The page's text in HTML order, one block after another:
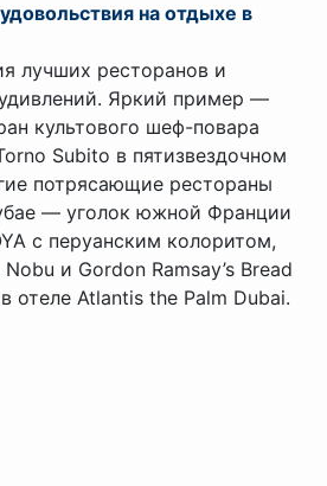
на отдыхе в
лучших ресторанов и
Яркий пример —
культового шеф-повара
Subito в пятизвездочном
потрясающие рестораны
— уголок южной Франции
с перуанским колоритом,
и Gordon Ramsay’s Bread
отеле Atlantis the Palm Dubai.